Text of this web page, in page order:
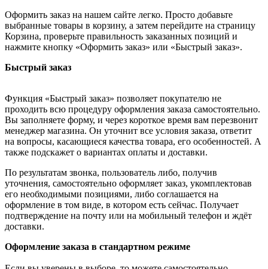
Оформить заказ на нашем сайте легко. Просто добавьте
выбранные товары в корзину, а затем перейдите на страницу
Корзина, проверьте правильность заказанных позиций и
нажмите кнопку «Оформить заказ» или «Быстрый заказ».
Быстрый заказ
Функция «Быстрый заказ» позволяет покупателю не
проходить всю процедуру оформления заказа самостоятельно.
Вы заполняете форму, и через короткое время вам перезвонит
менеджер магазина. Он уточнит все условия заказа, ответит
на вопросы, касающиеся качества товара, его особенностей. А
также подскажет о вариантах оплаты и доставки.
По результатам звонка, пользователь либо, получив
уточнения, самостоятельно оформляет заказ, укомплектовав
его необходимыми позициями, либо соглашается на
оформление в том виде, в котором есть сейчас. Получает
подтверждение на почту или на мобильный телефон и ждёт
доставки.
Оформление заказа в стандартном режиме